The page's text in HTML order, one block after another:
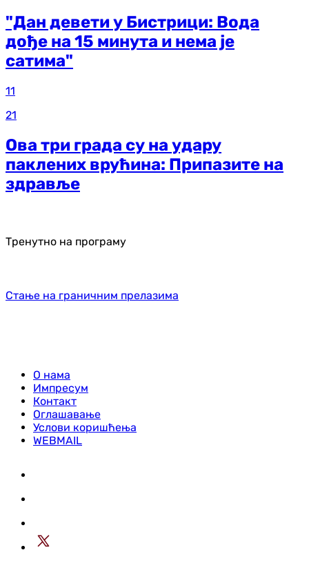
"Дан девети у Бистрици: Вода
дође на 15 минута и нема је
сатима"
11
21
Ова три града су на удару
паклених врућина: Припазите на
здравље
Тренутно на програму
Стање на граничним прелазима
О нама
Импресум
Контакт
Оглашавање
Услови коришћења
WEBMAIL